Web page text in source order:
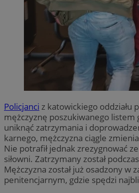
Policjanci z katowickiego oddziału
mężczyznę poszukiwanego listem
uniknąć zatrzymania i
karnego, mężczyzna ciągle
Nie potrafił jednak zrezygnować
siłowni. Zatrzymany został
Mężczyzna został już osadzony w
penitencjarnym, gdzie spędzi